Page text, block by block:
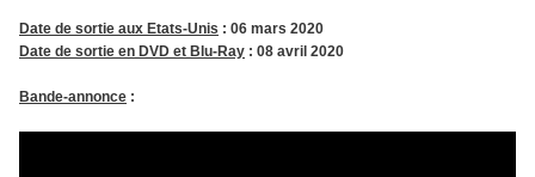
Date de sortie aux Etats-Unis : 06 mars 2020
Date de sortie en DVD et Blu-Ray : 08 avril 2020
Bande-annonce :